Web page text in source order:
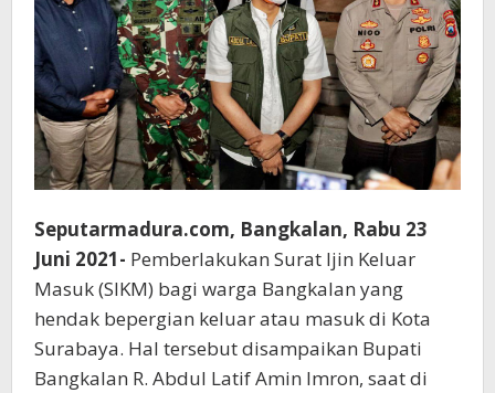
Seputarmadura.com, Bangkalan, Rabu 23
Juni 2021- Pemberlakukan Surat Ijin Keluar
Masuk (SIKM) bagi warga Bangkalan yang
hendak bepergian keluar atau masuk di Kota
Surabaya. Hal tersebut disampaikan Bupati
Bangkalan R. Abdul Latif Amin Imron, saat di